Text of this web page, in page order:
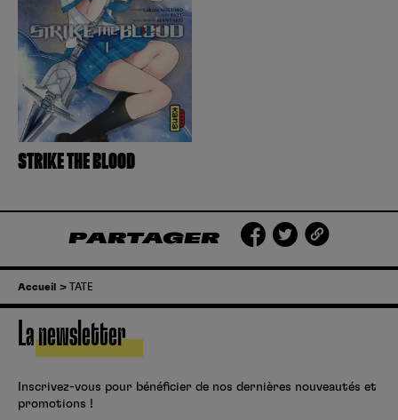
STRIKE THE BLOOD
PARTAGER
Accueil TATE
La newsletter
Inscrivez-vous pour bénéficier de nos dernières nouveautés et
promotions !
Se connecter
Hunter x Hunter
Fire Force
Black Butler